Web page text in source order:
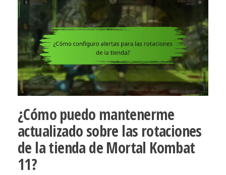
¿Cómo puedo mantenerme
actualizado sobre las rotaciones
de la tienda de Mortal Kombat
11?